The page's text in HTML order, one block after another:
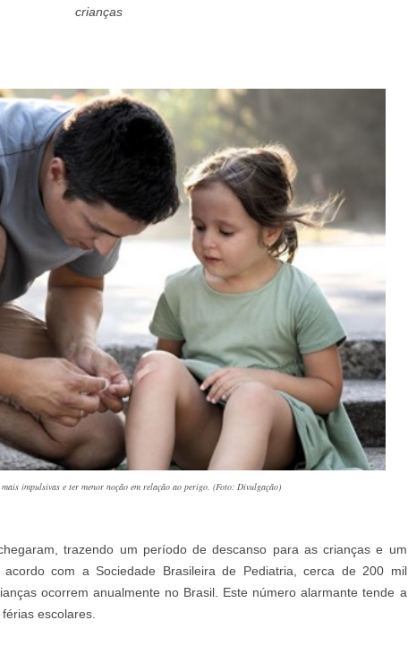
crianças
impulsivas e ter menor noção em relação ao perigo. (Foto: Divulgação)
trazendo um período de descanso para as crianças e um
com a Sociedade Brasileira de Pediatria, cerca de 200 mil
ocorrem anualmente no Brasil. Este número alarmante tende a
escolares.